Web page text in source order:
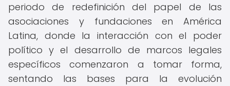
periodo de redefinición del papel de las
asociaciones y fundaciones en América
Latina, donde la interacción con el poder
político y el desarrollo de marcos legales
específicos comenzaron a tomar forma,
sentando las bases para la evolución